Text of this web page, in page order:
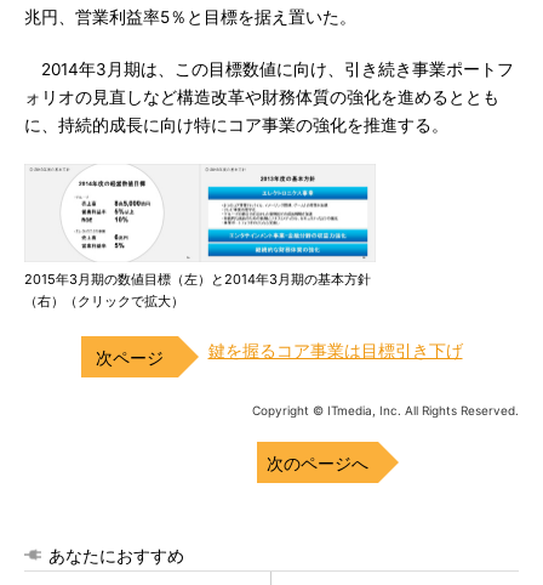
兆円、営業利益率5％と目標を据え置いた。
2014年3月期は、この目標数値に向け、引き続き事業ポートフ
ォリオの見直しなど構造改革や財務体質の強化を進めるととも
に、持続的成長に向け特にコア事業の強化を推進する。
2015年3月期の数値目標（左）と2014年3月期の基本方針
（右）（クリックで拡大）
鍵を握るコア事業は目標引き下げ
Copyright © ITmedia, Inc. All Rights Reserved.
次のページへ
あなたにおすすめ